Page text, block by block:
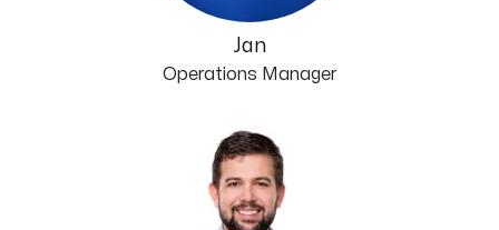
Jan
Operations Manager